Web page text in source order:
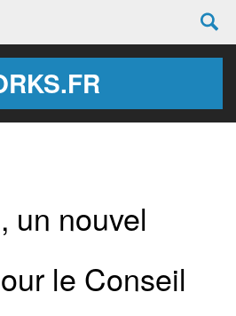
un nouvel
le Conseil